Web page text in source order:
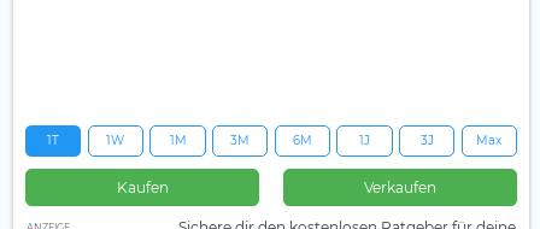
1T 1W 1M 3M 6M 1J 3J Max
Kaufen Verkaufen